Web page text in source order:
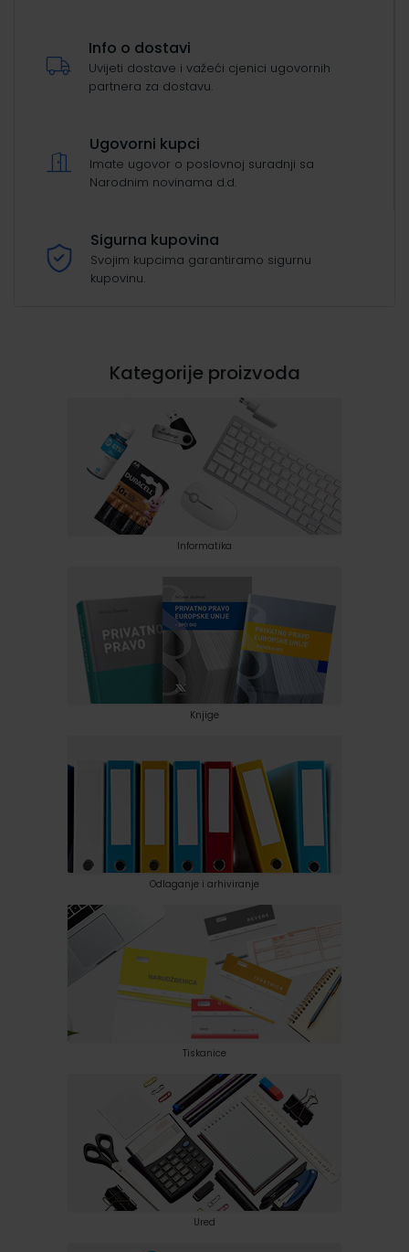
Info o dostavi
Uvijeti dostave i važeći cjenici ugovornih
partnera za dostavu.
Ugovorni kupci
Imate ugovor o poslovnoj suradnji sa
Narodnim novinama d.d.
Sigurna kupovina
Svojim kupcima garantiramo sigurnu
kupovinu.
Kategorije proizvoda
Informatika
Knjige
Odlaganje i arhiviranje
Tiskanice
Ured